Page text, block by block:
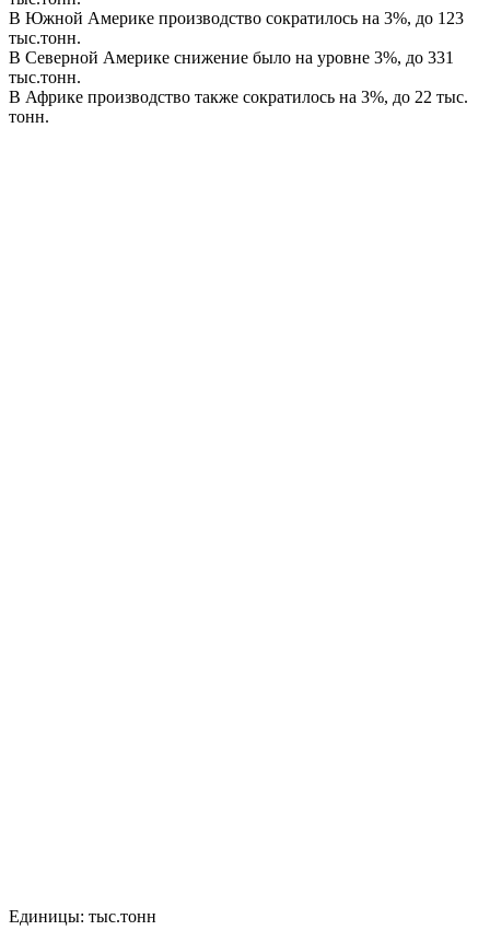
В Южной Америке производство сократилось на 3%, до 123
тыс.тонн.
В Северной Америке снижение было на уровне 3%, до 331
тыс.тонн.
В Африке производство также сократилось на 3%, до 22 тыс.
тонн.
Единицы: тыс.тонн